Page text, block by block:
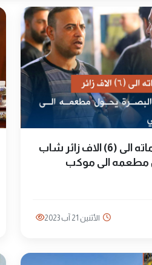
بالصور:يقدم خدماته الى (6) الاف زائر شاب
مطعمه الى موكب
الأثنين 21 آب 2023